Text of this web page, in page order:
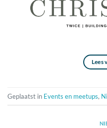
Lees
Geplaatst in Events en meetups,